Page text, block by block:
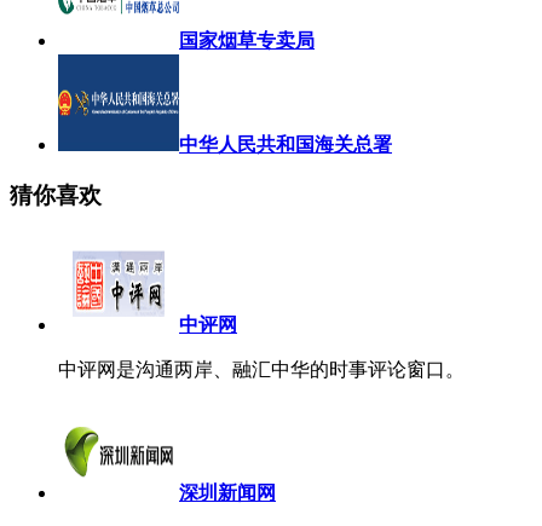
国家烟草专卖局
中华人民共和国海关总署
猜你喜欢
中评网
中评网是沟通两岸、融汇中华的时事评论窗口。
深圳新闻网